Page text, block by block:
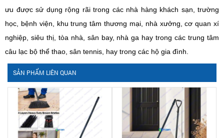
ưu được sử dụng rộng rãi trong các nhà hàng khách sạn, trường
học, bệnh viện, khu trung tâm thương mại, nhà xưởng, cơ quan xí
nghiệp, siêu thị, tòa nhà, sân bay, nhà ga hay trong các trung tâm
câu lạc bộ thể thao, sân tennis, hay trong các hộ gia đình.
SẢN PHẨM LIÊN QUAN